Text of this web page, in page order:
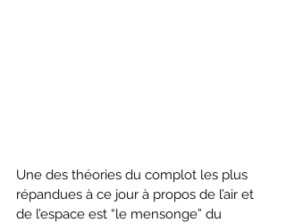
Une des théories du complot les plus
répandues à ce jour à propos de l’air et
de l’espace est “le mensonge” du